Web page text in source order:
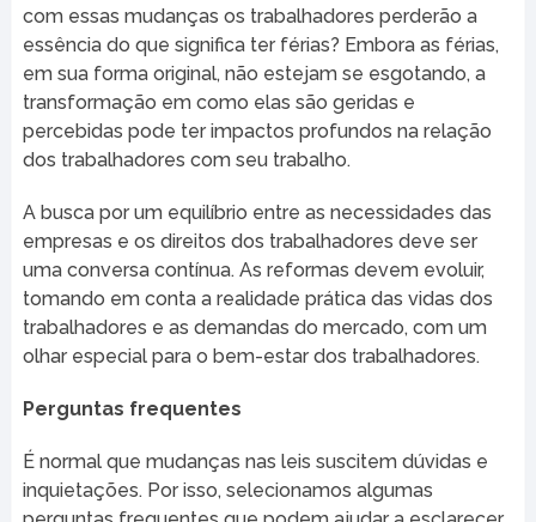
com essas mudanças os trabalhadores perderão a
essência do que significa ter férias? Embora as férias,
em sua forma original, não estejam se esgotando, a
transformação em como elas são geridas e
percebidas pode ter impactos profundos na relação
dos trabalhadores com seu trabalho.
A busca por um equilíbrio entre as necessidades das
empresas e os direitos dos trabalhadores deve ser
uma conversa contínua. As reformas devem evoluir,
tomando em conta a realidade prática das vidas dos
trabalhadores e as demandas do mercado, com um
olhar especial para o bem-estar dos trabalhadores.
Perguntas frequentes
É normal que mudanças nas leis suscitem dúvidas e
inquietações. Por isso, selecionamos algumas